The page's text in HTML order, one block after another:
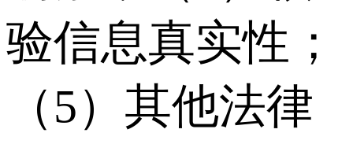
验信息真实性；
（5）其他法律